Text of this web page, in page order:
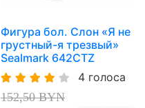
Фигура бол. Слон «Я не
грустный-я трезвый»
Sealmark 642CTZ
4 голоса
152,50 BYN